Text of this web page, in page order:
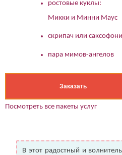
ростовые куклы:
Микки и Минни Маус
скрипач или
пара мимов-ангелов
Заказать
Посмотреть все пакеты услуг
В этот радостный и